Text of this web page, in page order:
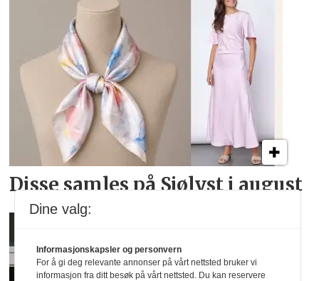
Disse samles på Sjølyst i august
Dine valg:
Informasjonskapsler og personvern
For å gi deg relevante annonser på vårt nettsted bruker vi
informasjon fra ditt besøk på vårt nettsted. Du kan reservere